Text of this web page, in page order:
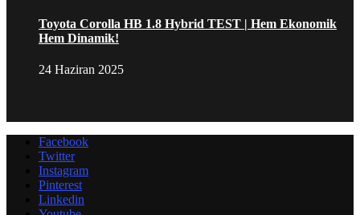
Toyota Corolla HB 1.8 Hybrid TEST | Hem Ekonomik
Hem Dinamik!
24 Haziran 2025
Facebook
Twitter
Instagram
Pinterest
Linkedin